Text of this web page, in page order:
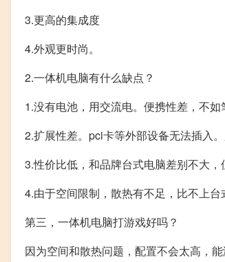
3.更高的集成度
4.外观更时尚。
2.一体机电脑有什么缺点？
1.没有电池，用交流电。便携性差，不如
2.扩展性差。pci卡等外部设备无法插入。
3.性价比低，和品牌台式电脑差别不大，
4.由于空间限制，散热有不足，比不上台
第三，一体机电脑打游戏好吗？
因为空间和散热问题，配置不会太高，